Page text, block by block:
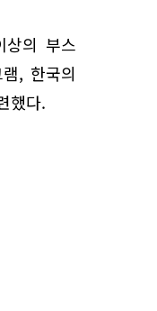
상의 부스
, 한국의
했다.